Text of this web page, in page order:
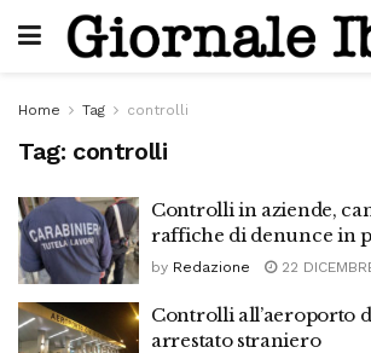
Home Tag controlli
Tag: controlli
Controlli in aziende,
raffiche di denunce in
by Redazione 22
Controlli all’aeroporto
arrestato straniero